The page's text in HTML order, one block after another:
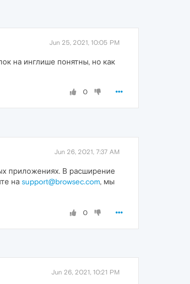
Jun 25, 2021, 10:05 PM
на инглише понятны, но как
0
Jun 26, 2021, 7:37 AM
приложениях. В расширение
на support@browsec.com, мы
0
Jun 26, 2021, 10:21 PM